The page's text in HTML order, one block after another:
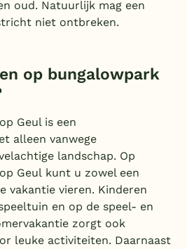
oud. Natuurlijk mag een
niet ontbreken.
op bungalowpark
Geul is een
alleen vanwege
landschap. Op
Geul kunt u zowel een
vakantie vieren. Kinderen
en op de speel- en
zorgt ook
leuke activiteiten. Daarnaast